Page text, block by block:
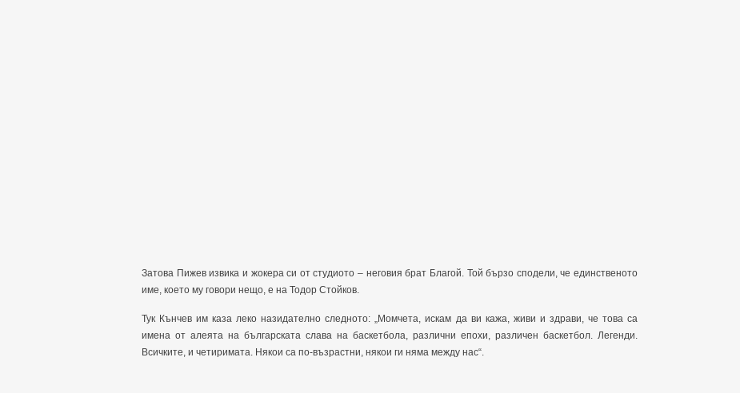
Затова Пижев извика и жокера си от студиото – неговия брат Благой. Той бързо сподели, че единственото
име, което му говори нещо, е на Тодор Стойков.
Тук Кънчев им каза леко назидателно следното: „Момчета, искам да ви кажа, живи и здрави, че това са
имена от алеята на българската слава на баскетбола, различни епохи, различен баскетбол. Легенди.
Всичките, и четиримата. Някои са по-възрастни, някои ги няма между нас“.